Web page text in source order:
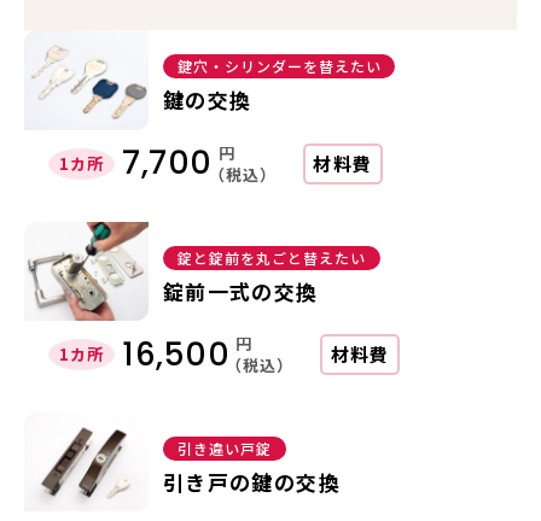
鍵穴・シリンダーを替えたい
鍵の交換
1カ所 7,700 円
（税込）
材料費
錠と錠前を丸ごと替えたい
錠前一式の交換
1カ所 16,500 円
（税込）
材料費
引き違い戸錠
引き戸の鍵の交換